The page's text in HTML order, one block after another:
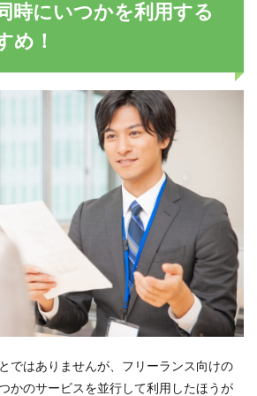
時にいつかを利用する
め！
ではありませんが、フリーランス向けの
かのサービスを並行して利用したほうが